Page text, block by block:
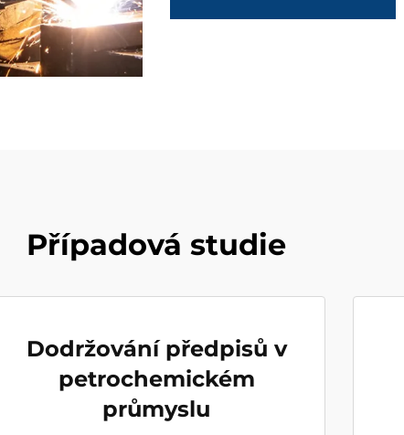
Případová studie
Dodržování předpisů v
petrochemickém
průmyslu